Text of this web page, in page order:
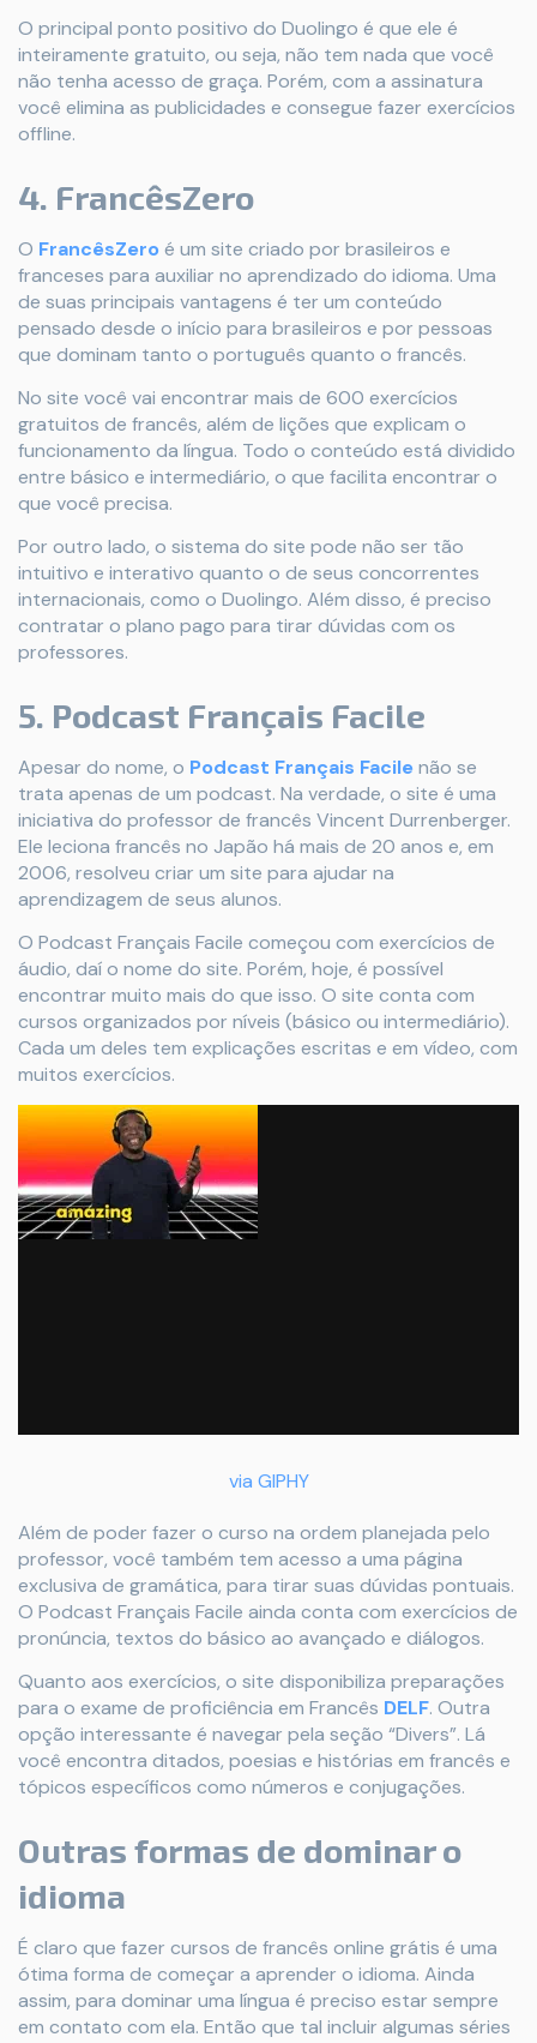
O principal ponto positivo do Duolingo é que ele é
inteiramente gratuito, ou seja, não tem nada que você
não tenha acesso de graça. Porém, com a assinatura
você elimina as publicidades e consegue fazer exercícios
offline.
4. FrancêsZero
O FrancêsZero é um site criado por brasileiros e
franceses para auxiliar no aprendizado do idioma. Uma
de suas principais vantagens é ter um conteúdo
pensado desde o início para brasileiros e por pessoas
que dominam tanto o português quanto o francês.
No site você vai encontrar mais de 600 exercícios
gratuitos de francês, além de lições que explicam o
funcionamento da língua. Todo o conteúdo está dividido
entre básico e intermediário, o que facilita encontrar o
que você precisa.
Por outro lado, o sistema do site pode não ser tão
intuitivo e interativo quanto o de seus concorrentes
internacionais, como o Duolingo. Além disso, é preciso
contratar o plano pago para tirar dúvidas com os
professores.
5. Podcast Français Facile
Apesar do nome, o Podcast Français Facilenão se
trata apenas de um podcast. Na verdade, o site é uma
iniciativa do professor de francês Vincent Durrenberger.
Ele leciona francês no Japão há mais de 20 anos e, em
2006, resolveu criar um site para ajudar na
aprendizagem de seus alunos.
O Podcast Français Facile começou com exercícios de
áudio, daí o nome do site. Porém, hoje, é possível
encontrar muito mais do que isso. O site conta com
cursos organizados por níveis (básico ou intermediário).
Cada um deles tem explicações escritas e em vídeo, com
muitos exercícios.
via GIPHY
Além de poder fazer o curso na ordem planejada pelo
professor, você também tem acesso a uma página
exclusiva de gramática, para tirar suas dúvidas pontuais.
O Podcast Français Facile ainda conta com exercícios de
pronúncia, textos do básico ao avançado e diálogos.
Quanto aos exercícios, o site disponibiliza preparações
para o exame de proficiência em Francês DELF. Outra
opção interessante é navegar pela seção “Divers”. Lá
você encontra ditados, poesias e histórias em francês e
tópicos específicos como números e conjugações.
Outras formas de dominar o
idioma
É claro que fazer cursos de francês online grátis é uma
ótima forma de começar a aprender o idioma. Ainda
assim, para dominar uma língua é preciso estar sempre
em contato com ela. Então que tal incluir algumas séries